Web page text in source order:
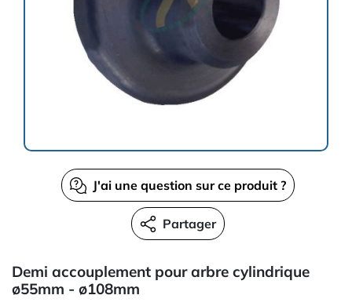
J'ai une question sur ce produit ?
Partager
Demi accouplement pour arbre cylindrique
ø55mm - ø108mm